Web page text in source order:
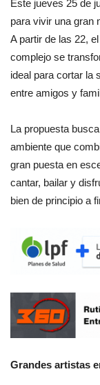
Este jueves 25 de
para vivir una gran
A partir de las 22,
complejo se
ideal para cortar la
entre amigos y
La propuesta
ambiente que
gran puesta en
cantar, bailar y
bien de principio a
Grandes artistas